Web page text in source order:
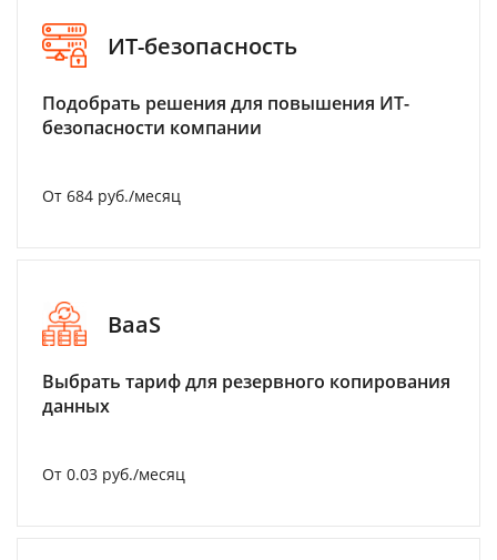
ИТ-безопасность
Подобрать решения для повышения ИТ-
безопасности компании
От 684 руб./месяц
BaaS
Выбрать тариф для резервного копирования
данных
От 0.03 руб./месяц